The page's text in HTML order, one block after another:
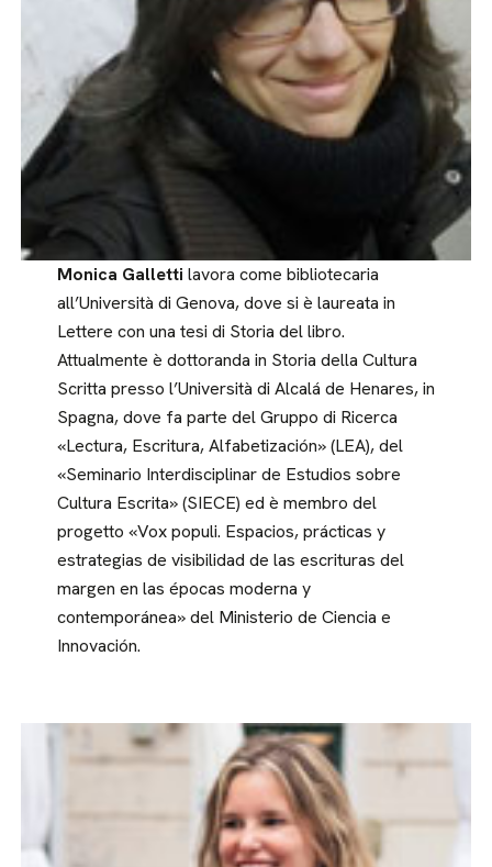
Monica Galletti lavora come bibliotecaria
all’Università di Genova, dove si è laureata in
Lettere con una tesi di Storia del libro.
Attualmente è dottoranda in Storia della Cultura
Scritta presso l’Università di Alcalá de Henares, in
Spagna, dove fa parte del Gruppo di Ricerca
«Lectura, Escritura, Alfabetización» (LEA), del
«Seminario Interdisciplinar de Estudios sobre
Cultura Escrita» (SIECE) ed è membro del
progetto «Vox populi. Espacios, prácticas y
estrategias de visibilidad de las escrituras del
margen en las épocas moderna y
contemporánea» del Ministerio de Ciencia e
Innovación.